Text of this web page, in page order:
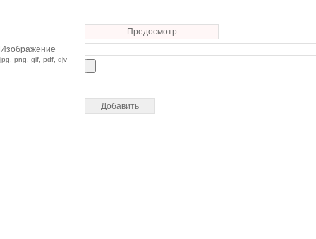
Предосмотр
Изображение
jpg, png, gif, pdf, djv